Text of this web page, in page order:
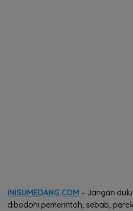
INISUMEDANG.COM – Jangan
dibodohi pemerintah, sebab,